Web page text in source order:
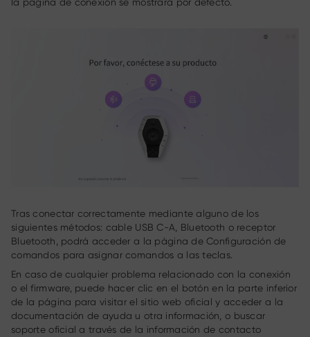
Tras conectar correctamente mediante alguno de los
siguientes métodos: cable USB C-A, Bluetooth o receptor
Bluetooth, podrá acceder a la página de Configuración de
comandos para asignar comandos a las teclas.
En caso de cualquier problema relacionado con la conexión
o el firmware, puede hacer clic en el botón en la parte inferior
de la página para visitar el sitio web oficial y acceder a la
documentación de ayuda u otra información, o buscar
soporte oficial a través de la información de contacto